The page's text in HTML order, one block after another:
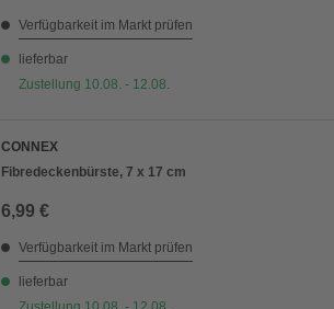
Verfügbarkeit im Markt prüfen
lieferbar
Zustellung 10.08. - 12.08.
CONNEX
Fibredeckenbürste, 7 x 17 cm
6,99 €
Verfügbarkeit im Markt prüfen
lieferbar